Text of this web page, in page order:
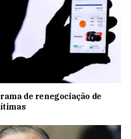
de renegociação de